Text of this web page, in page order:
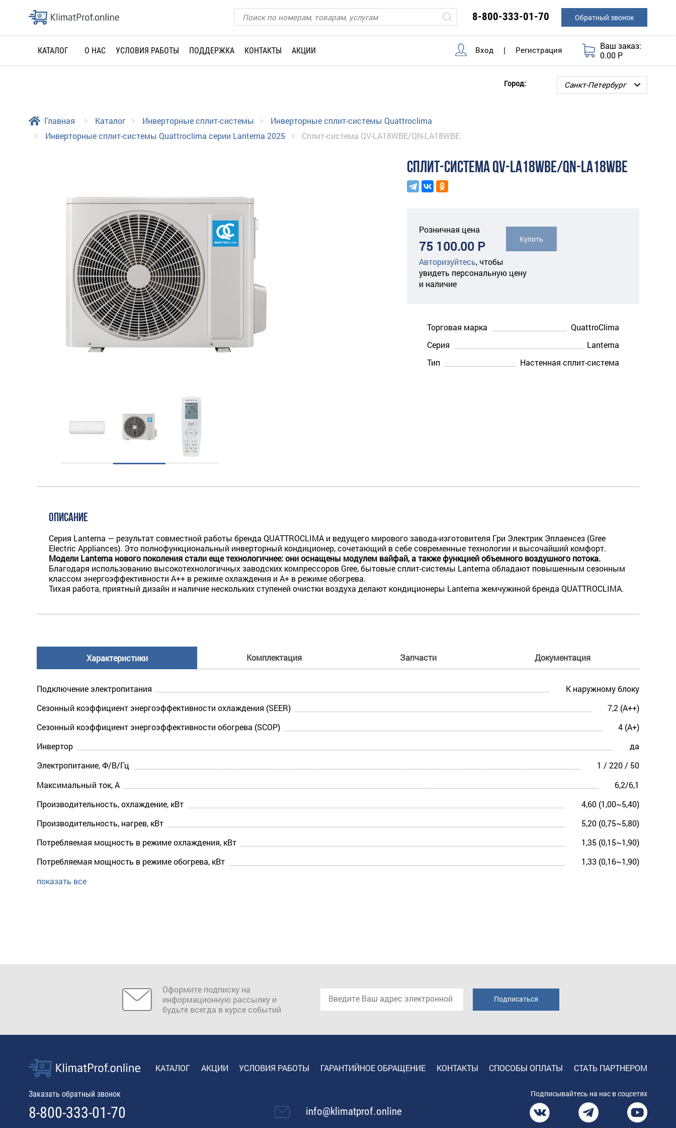
8-800-333-01-70 Обратный звонок
КАТАЛОГ О НАС УСЛОВИЯ РАБОТЫ ПОДДЕРЖКА КОНТАКТЫ АКЦИИ Вход | Регистрация
Ваш заказ:
0.00 Р
Город:
Главная Каталог Инверторные сплит-системы
Инверторные сплит-системы Quattroclima
Инверторные сплит-системы Quattroclima серии Lanterna 2025
Сплит-система QV-LA18WBE/QN-LA18WBE
СПЛИТ-СИСТЕМА QV-LA18WBE/QN-LA18WBE
Розничная цена
75 100.00 Р
Авторизуйтесь, чтобы
увидеть персональную цену
и наличие
Купить
Торговая марка
QuattroClima
Серия
Lanterna
Тип
Настенная сплит-система
ОПИСАНИЕ
Серия Lanterna — результат совместной работы бренда QUATTROCLIMA и ведущего мирового завода-изготовителя Гри Электрик Эплаенсез (Gree
Electric Appliances). Это полнофункциональный инверторный кондиционер, сочетающий в себе современные технологии и высочайший комфорт.
Модели Lanterna нового поколения стали еще технологичнее: они оснащены модулем вайфай, а также функцией объемного воздушного потока.
Благодаря использованию высокотехнологичных заводских компрессоров Gree, бытовые сплит-системы Lanterna обладают повышенным сезонным
классом энергоэффективности A++ в режиме охлаждения и A+ в режиме обогрева.
Тихая работа, приятный дизайн и наличие нескольких ступеней очистки воздуха делают кондиционеры Lanterna жемчужиной бренда QUATTROCLIMA.
Характеристики Комплектация Запчасти Документация
Подключение электропитания
К наружному блоку
Сезонный коэффициент энергоэффективности охлаждения (SEER)
7,2 (A++)
Сезонный коэффициент энергоэффективности обогрева (SCOP)
4 (A+)
Инвертор
да
Электропитание, Ф/В/Гц
1 / 220 / 50
Максимальный ток, А
6,2/6,1
Производительность, охлаждение, кВт
4,60 (1,00~5,40)
Производительность, нагрев, кВт
5,20 (0,75~5,80)
Потребляемая мощность в режиме охлаждения, кВт
1,35 (0,15~1,90)
Потребляемая мощность в режиме обогрева, кВт
1,33 (0,16~1,90)
показать все
Оформите подписку на
информационную рассылку и
будьте всегда в курсе событий
КАТАЛОГ АКЦИИ УСЛОВИЯ РАБОТЫ ГАРАНТИЙНОЕ ОБРАЩЕНИЕ КОНТАКТЫ СПОСОБЫ ОПЛАТЫ СТАТЬ ПАРТНЕРОМ
Заказать обратный звонок
8-800-333-01-70 info@klimatprof.online
Подписывайтесь на нас в соцсетях